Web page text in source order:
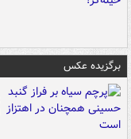
برگزیده عکس